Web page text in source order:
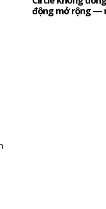
động mở rộng —